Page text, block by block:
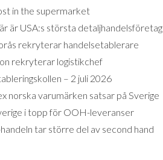
in the supermarket
är USA:s största detaljhandelsföretag
rekryterar handelsetablerare
rekryterar logistikchef
– 2 juli 2026
norska varumärken satsar på Sverige
i topp för OOH-leveranser
tar större del av second hand